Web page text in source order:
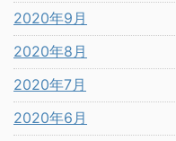
2020年9月
2020年8月
2020年7月
2020年6月